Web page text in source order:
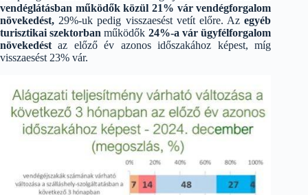
vendéglátásban működők közül 21% vár vendégforgalom
növekedést, 29%-uk pedig visszaesést vetít előre. Az egyéb
turisztikai szektorban működők 24%-a vár ügyfélforgalom
növekedéstaz előző év azonos időszakához képest, míg
visszaesést 23% vár.